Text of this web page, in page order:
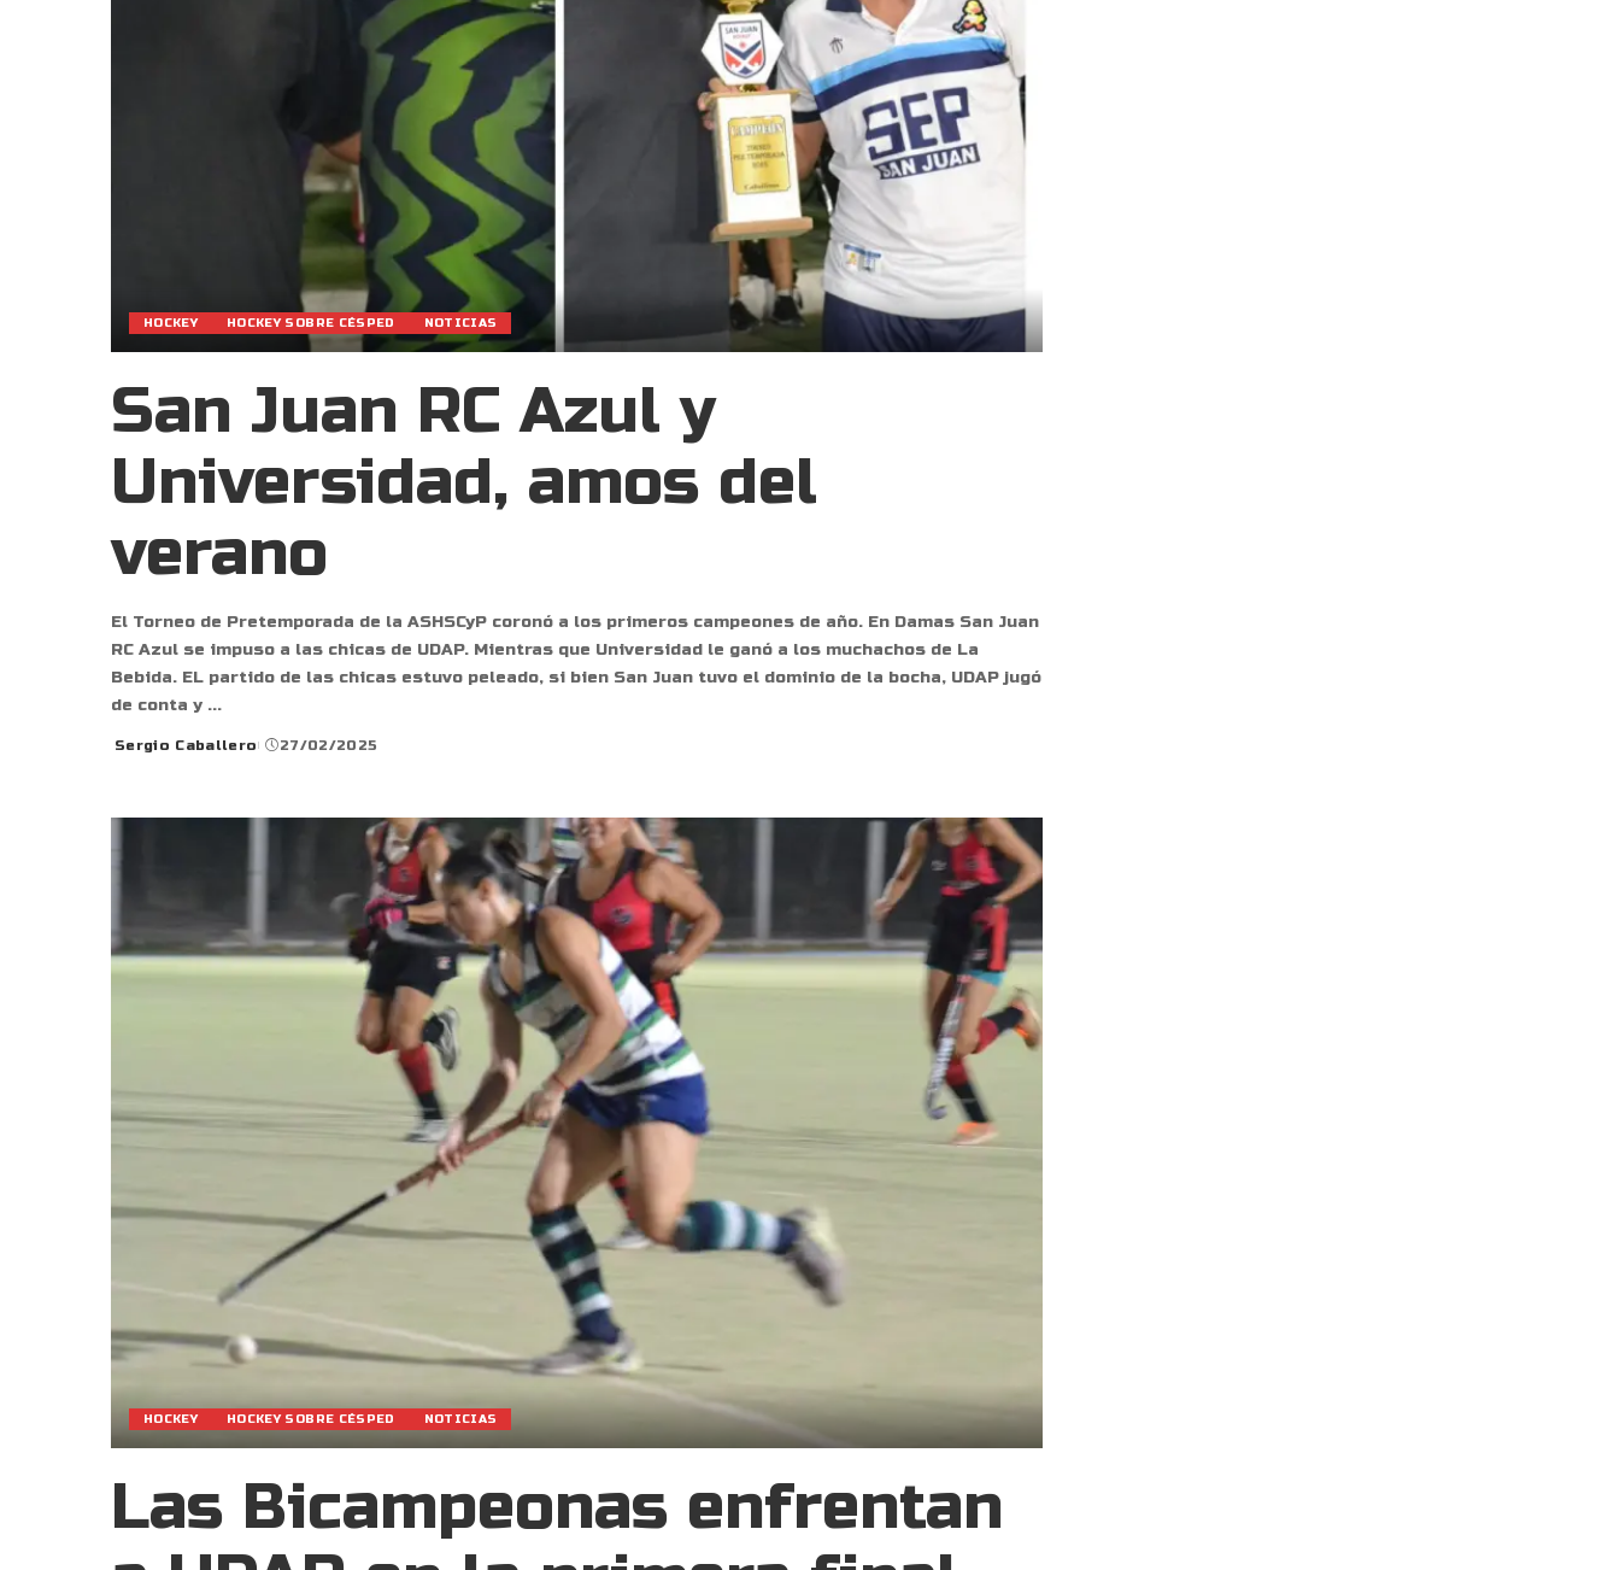
HOCKEY HOCKEY SOBRE CÉSPED NOTICIAS
San Juan RC Azul y
Universidad, amos del
verano
El Torneo de Pretemporada de la ASHSCyP coronó a los primeros campeones de año. En Damas San Juan
RC Azul se impuso a las chicas de UDAP. Mientras que Universidad le ganó a los muchachos de La
Bebida. EL partido de las chicas estuvo peleado, si bien San Juan tuvo el dominio de la bocha, UDAP jugó
de conta y ...
Posted
Sergio Caballero 27/02/2025
HOCKEY HOCKEY SOBRE CÉSPED NOTICIAS
Las Bicampeonas enfrentan